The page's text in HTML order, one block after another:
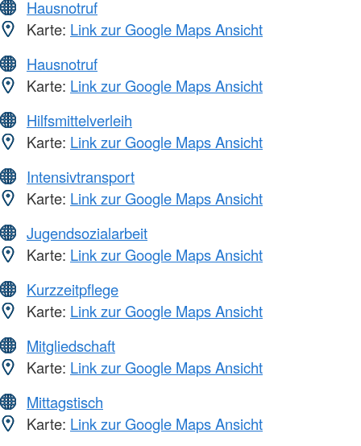
Hausnotruf
Karte: Link zur Google Maps Ansicht
Hausnotruf
Karte: Link zur Google Maps Ansicht
Hilfsmittelverleih
Karte: Link zur Google Maps Ansicht
Intensivtransport
Karte: Link zur Google Maps Ansicht
Jugendsozialarbeit
Karte: Link zur Google Maps Ansicht
Kurzzeitpflege
Karte: Link zur Google Maps Ansicht
Mitgliedschaft
Karte: Link zur Google Maps Ansicht
Mittagstisch
Karte: Link zur Google Maps Ansicht